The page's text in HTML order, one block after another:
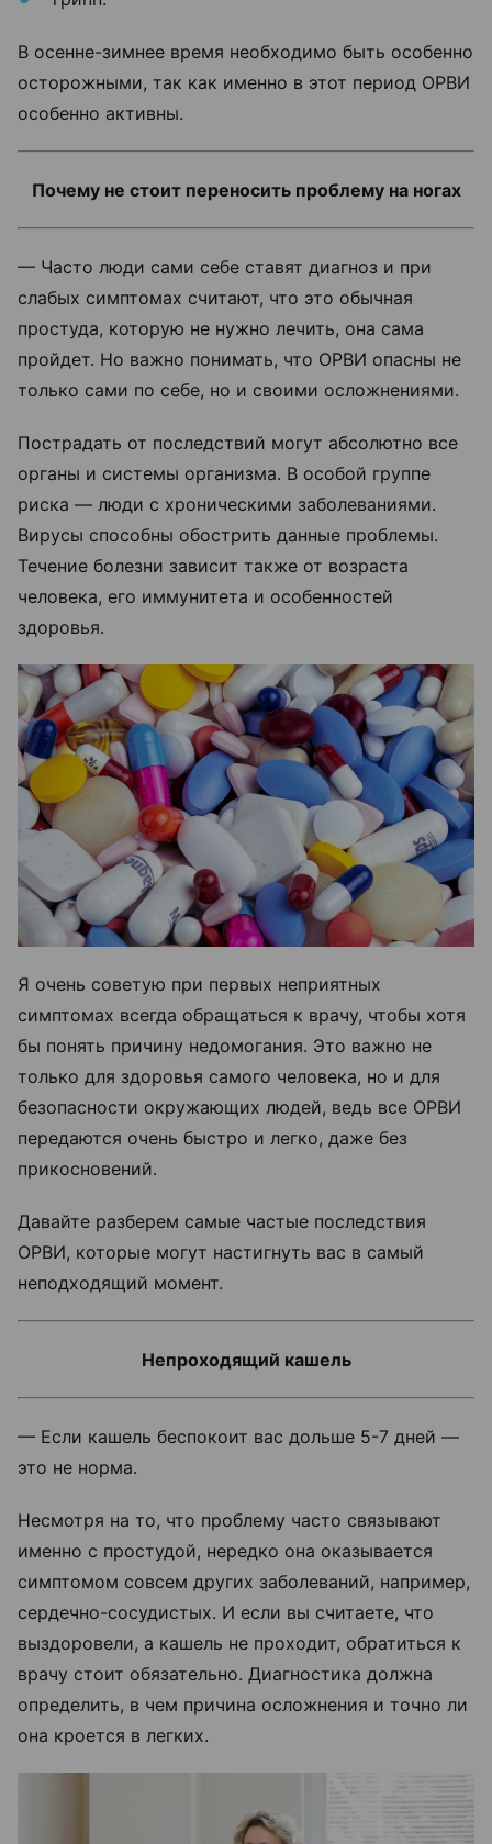
В осенне-зимнее время необходимо быть особенно
осторожными, так как именно в этот период ОРВИ
особенно активны.
Почему не стоит переносить проблему на ногах
— Часто люди сами себе ставят диагноз и при
слабых симптомах считают, что это обычная
простуда, которую не нужно лечить, она сама
пройдет. Но важно понимать, что ОРВИ опасны не
только сами по себе, но и своими осложнениями.
Пострадать от последствий могут абсолютно все
органы и системы организма. В особой группе
риска — люди с хроническими заболеваниями.
Вирусы способны обострить данные проблемы.
Течение болезни зависит также от возраста
человека, его иммунитета и особенностей
здоровья.
Я очень советую при первых неприятных
симптомах всегда обращаться к врачу, чтобы хотя
бы понять причину недомогания. Это важно не
только для здоровья самого человека, но и для
безопасности окружающих людей, ведь все ОРВИ
передаются очень быстро и легко, даже без
прикосновений.
Давайте разберем самые частые последствия
ОРВИ, которые могут настигнуть вас в самый
неподходящий момент.
Непроходящий кашель
— Если кашель беспокоит вас дольше 5-7 дней —
это не норма.
Несмотря на то, что проблему часто связывают
именно с простудой, нередко она оказывается
симптомом совсем других заболеваний, например,
сердечно-сосудистых. И если вы считаете, что
выздоровели, а кашель не проходит, обратиться к
врачу стоит обязательно. Диагностика должна
определить, в чем причина осложнения и точно ли
она кроется в легких.